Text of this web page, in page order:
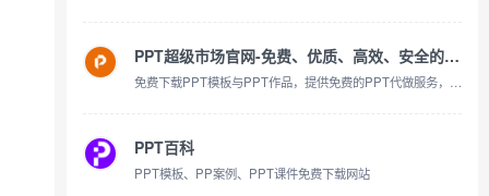
PPT超级市场官网-免费、优质、高效、安全的PPT下载和定制
免费下载PPT模板与PPT作品，提供免费的PPT代做服务，提供一站式PPT(模板、定制、工具、教程)服务，有了它，一切制作PPT的烦恼都将成为过去！
PPT百科
PPT模板、PP案例、PPT课件免费下载网站